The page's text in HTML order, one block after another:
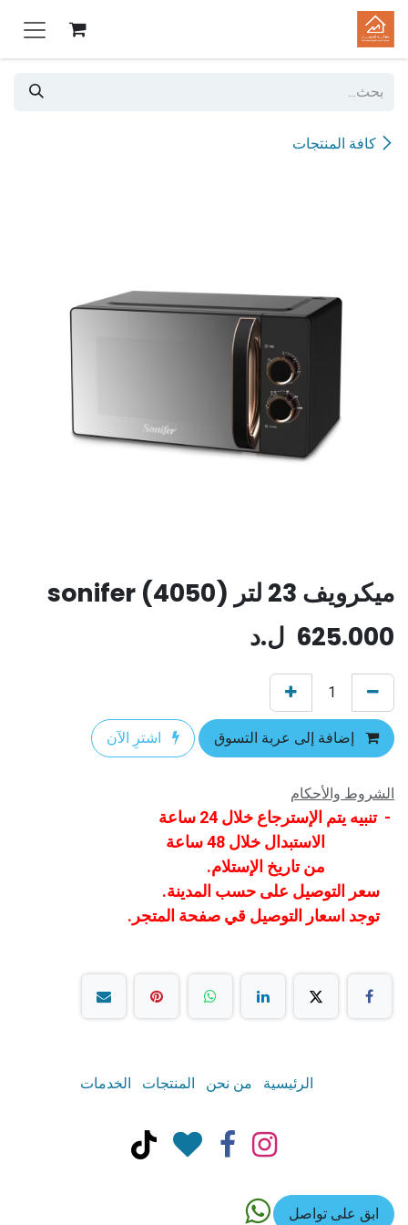
تخطي للذهاب إلى المحتوى
كافة المنتجات
ميكرويف 23 لتر (4050) sonifer
625.000 ل.د
إضافة إلى عربة التسوق اشترِ الآن
الشروط والأحكام
- تنبيه يتم الإسترجاع خلال 24 ساعة
الاستبدال خلال 48 ساعة
من تاريخ الإستلام.
سعر التوصيل على حسب المدينة.
توجد اسعار التوصيل قي صفحة المتجر.
الرئيسية من نحن المنتجات الخدمات
ابق على تواصل